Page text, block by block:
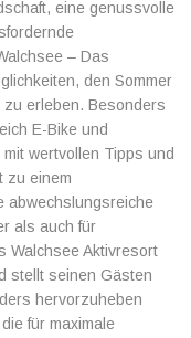
eine genussvolle
– Das
den Sommer
erleben. Besonders
E-Bike und
wertvollen Tipps und
zu einem
abwechslungsreiche
als auch für
Walchsee Aktivresort
stellt seinen Gästen
hervorzuheben
für maximale